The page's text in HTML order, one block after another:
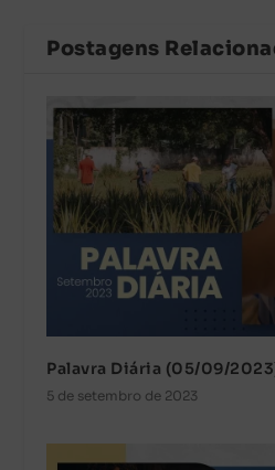
Postagens
Palavra Diária (05/09/
5 de setembro de 2023